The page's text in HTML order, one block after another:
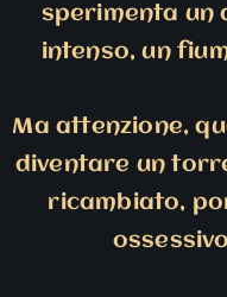
sperimenta un
intenso, un
Ma attenzione,
diventare un
ricambiato,